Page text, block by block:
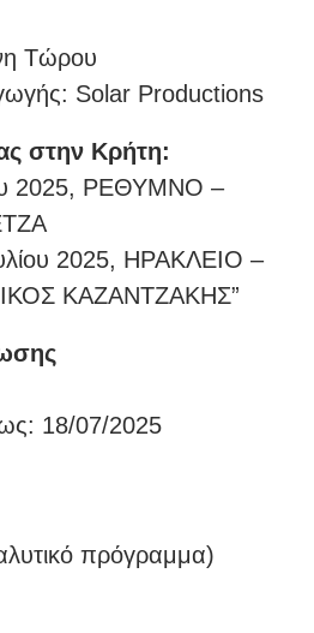
Τώρου
Solar Productions
στην Κρήτη:
2025, ΡΕΘΥΜΝΟ –
2025, ΗΡΑΚΛΕΙΟ –
ΚΑΖΑΝΤΖΑΚΗΣ”
18/07/2025
πρόγραμμα)